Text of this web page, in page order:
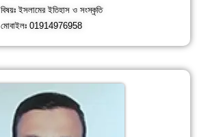
বিষয়ঃ ইসলামের ইতিহাস ও সংস্কৃতি
মোবাইলঃ 01914976958